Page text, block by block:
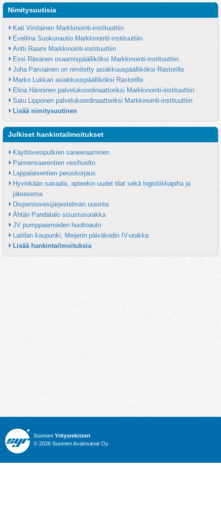
Nimitysuutisia
Kati Virolainen Markkinointi-instituuttiin
Eveliina Suokonautio Markkinointi-instituuttiin
Antti Raami Markkinointi-instituuttiin
Essi Räsänen osaamispäälliköksi Markkinointi-instituuttiin
Juha Parviainen on nimitetty asiakkuuspäälliköksi Rastorille
Marko Lukkari asiakkuuspäälliköksi Rastorille
Elina Hänninen palvelukoordinaattoriksi Markkinointi-instituuttiin
Satu Lipponen palvelukoordinaattoriksi Markkinointi-instituuttiin
Lisää nimitysuutinen
Julkiset hankintailmoitukset
Käyttövesiputkien saneeraaminen
Paimensaarentien vesihuolto
Lappalaisentien peruskorjaus
Hyvinkään sairaala, apteekin uudet tilat sekä logistiikkapiha ja
jäteasema
Dispersiovesijärjestelmän uusinta
Ähtäri Pandatalo sisustusurakka
JV pumppaamoiden huoltoauto
Laitilan kaupunki, Meijerin päiväkodin IV-urakka
Lisää hankintailmoituksia
Suomen Yritysrekisteri
© 2026 Suomen Avainsanat Oy